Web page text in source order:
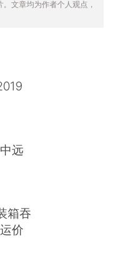
文章均为作者个人观点，
远
箱吞
价